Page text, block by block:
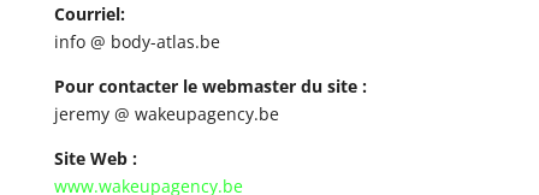
Courriel:
info @ body-atlas.be
Pour contacter le webmaster du site :
jeremy @ wakeupagency.be
Site Web :
www.wakeupagency.be